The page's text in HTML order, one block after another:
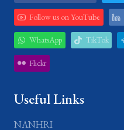
Follow us on YouTube
WhatsApp TikTok
Flickr
Useful Links
NANHRI